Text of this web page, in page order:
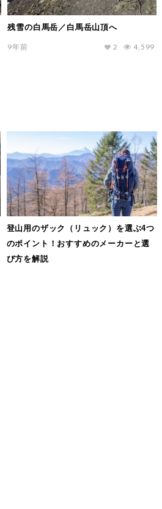
残雪の白馬岳／白馬岳山頂へ
9年前 4,599
2
登山用のザック（リュック）を選ぶ4つ
のポイント！おすすめのメーカーと選
び方を解説